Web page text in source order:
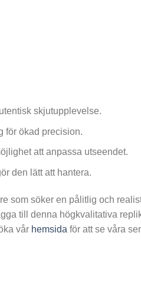
skjutupplevelse.
för ökad precision.
att anpassa utseendet.
den lätt att hantera.
som söker en pålitlig och
till denna högkvalitativa
vår hemsida för att se våra